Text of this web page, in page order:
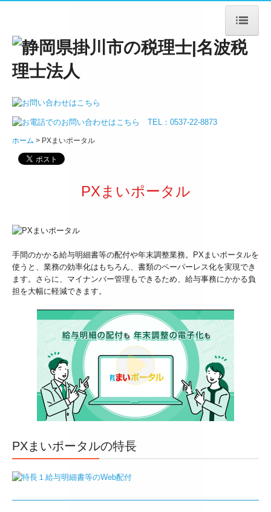
ホーム
ごあいさつ
法人概要
法人・個人事業主の皆様
デジタル化支援
相続税の申告
お客様のシステム活用事例
セミナー案内
採用情報
採用メッセージ
スタッフインタビュー
キャリアアップ・教育制度
よくあるご相談
ホーム PXまいポータル
PXまいポータル
手間のかかる給与明細書等の配付や年末調整業務。PXまいポータルを
使うと、業務の効率化はもちろん、書類のペーパーレス化を実現でき
ます。さらに、マイナンバー管理もできるため、給与事務にかかる負
担を大幅に軽減できます。
PXまいポータルの特長